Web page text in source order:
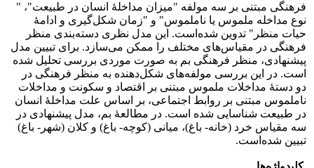
فرهنگی مبتنی بر سه مولفه‌ "میزان مداخلۀ انسان در طبیعت"، "
نوع مداخله ملموس یا ناملموس" و "زمان شکل‌گیری و ادامۀ
حیات منظر" تدوین شده‌است. این مدل نظری دسته‌بندی منظر
فرهنگی در مقیاس‌های مختلف را ممکن می‌سازد. برای تبیین مدل
پیشنهادی، منظر فرهنگی بم به ‌صورت موردی بررسی تحلیل شده
است. در این بررسی مولفه‌های شکل‌‌دهنده به منظر فرهنگی در
دو دستۀ مداخلات ملموس مبتنی بر اقتصاد و سکونت و مداخلات
ناملموس مبتنی بر روابط اجتماعی، بر اساس علت مداخلۀ انسان
در طبیعت شناسایی شده است. در مطالعۀ بم، مدل پیشنهادی در
سه مقیاس خرد (خانه- باغ)، میانی (کوچه- باغ) و کلان (شهر- باغ)
تبیین شده‌است.